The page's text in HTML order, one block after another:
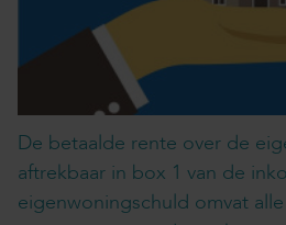
De betaalde rente over de
aftrekbaar in box 1 van de
eigenwoningschuld omvat